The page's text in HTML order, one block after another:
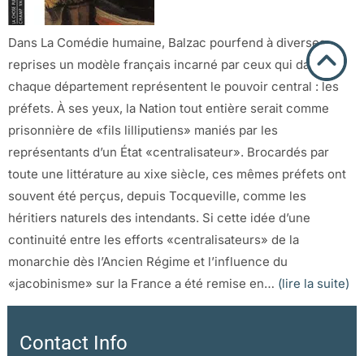
Dans La Comédie humaine, Balzac pourfend à diverses
reprises un modèle français incarné par ceux qui dans
chaque département représentent le pouvoir central : les
préfets. À ses yeux, la Nation tout entière serait comme
prisonnière de «fils lilliputiens» maniés par les
représentants d’un État «centralisateur». Brocardés par
toute une littérature au xixe siècle, ces mêmes préfets ont
souvent été perçus, depuis Tocqueville, comme les
héritiers naturels des intendants. Si cette idée d’une
continuité entre les efforts «centralisateurs» de la
monarchie dès l’Ancien Régime et l’influence du
«jacobinisme» sur la France a été remise en… (lire la suite)
Contact Info